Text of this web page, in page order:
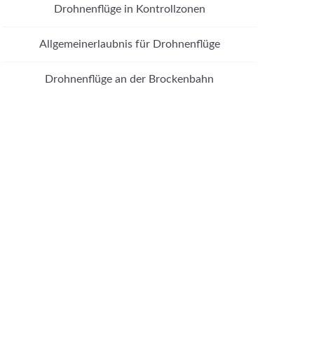
Drohnenflüge in Kontrollzonen
Allgemeinerlaubnis für Drohnenflüge
Drohnenflüge an der Brockenbahn